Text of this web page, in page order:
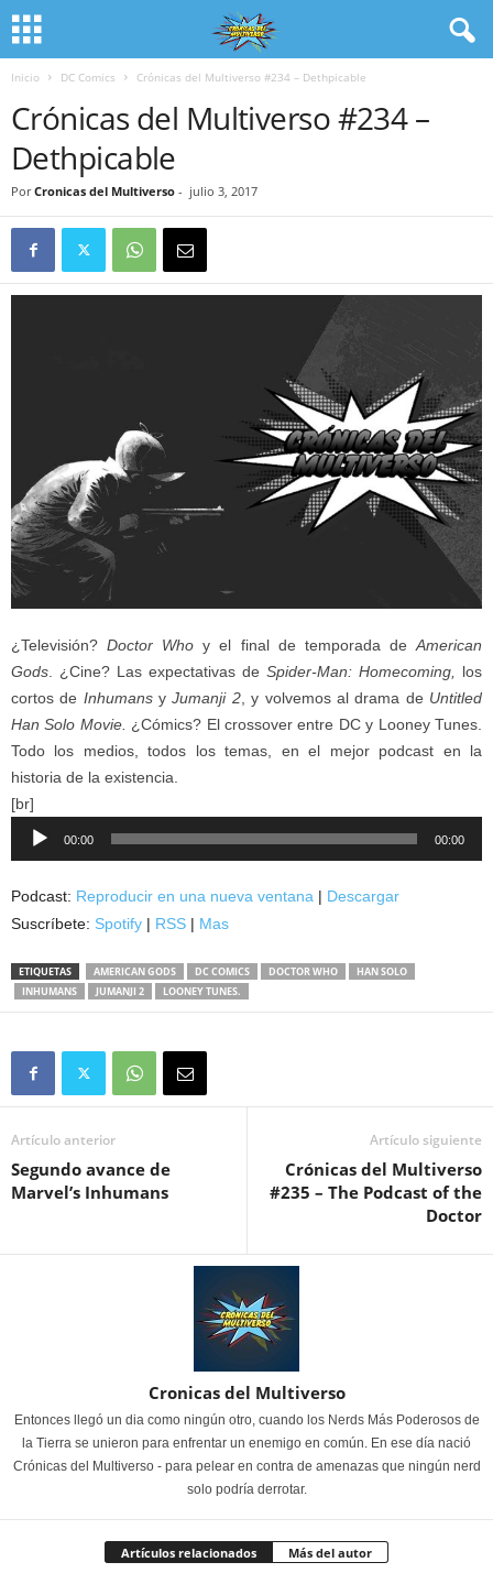
Inicio DC Comics Crónicas del Multiverso #234 – Dethpicable
Crónicas del Multiverso #234 –
Dethpicable
Por Cronicas del Multiverso - julio 3, 2017
¿Televisión?Doctor Who y el final de temporada deAmerican
Gods. ¿Cine? Las expectativas de Spider-Man: Homecoming, los
cortos de InhumansyJumanji 2, y volvemos al drama de Untitled
Han Solo Movie. ¿Cómics? El crossover entre DC y Looney Tunes.
Todo los medios, todos los temas, en el mejor podcast en la
historia de la existencia.
[br]
Reproductor
00:00 00:00
Podcast: Reproducir en una nueva ventana | Descargar
Suscríbete: Spotify | RSS | Mas
ETIQUETAS AMERICAN GODS DC COMICS DOCTOR WHO
HAN SOLO
INHUMANS
JUMANJI 2 LOONEY TUNES.
Artículo anterior
Segundo avance de
Marvel’s Inhumans
Artículo siguiente
Crónicas del Multiverso
#235 – The Podcast of the
Doctor
Cronicas del Multiverso
Entonces llegó un dia como ningún otro, cuando los Nerds Más Poderosos de
la Tierra se unieron para enfrentar un enemigo en común. En ese día nació
Crónicas del Multiverso - para pelear en contra de amenazas que ningún nerd
solo podría derrotar.
Artículos relacionados Más del autor